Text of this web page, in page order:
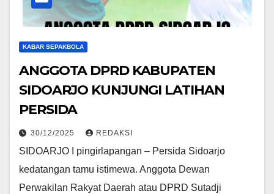
KABAR SEPAKBOLA
ANGGOTA DPRD KABUPATEN
SIDOARJO KUNJUNGI LATIHAN
PERSIDA
30/12/2025 REDAKSI
SIDOARJO I pingirlapangan – Persida Sidoarjo
kedatangan tamu istimewa. Anggota Dewan
Perwakilan Rakyat Daerah atau DPRD Sutadji